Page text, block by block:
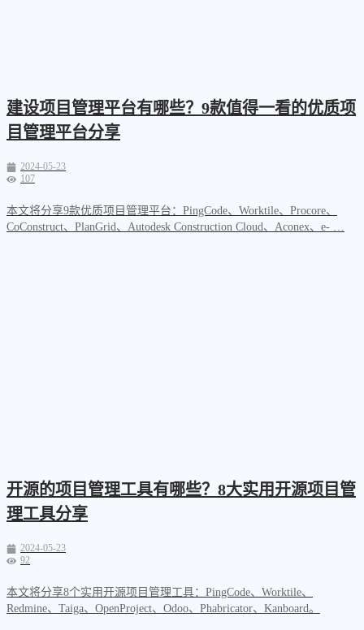
建设项目管理平台有哪些？9款值得一看的优质项
目管理平台分享
2024-05-23
107
本文将分享9款优质项目管理平台：PingCode、Worktile、Procore、
CoConstruct、PlanGrid、Autodesk Construction Cloud、Aconex、e- …
开源的项目管理工具有哪些？8大实用开源项目管
理工具分享
2024-05-23
92
本文将分享8个实用开源项目管理工具：PingCode、Worktile、
Redmine、Taiga、OpenProject、Odoo、Phabricator、Kanboard。